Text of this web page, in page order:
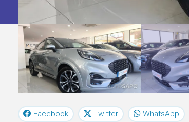
Facebook Twitter WhatsApp